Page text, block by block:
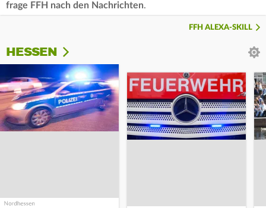
frage FFH nach den Nachrichten.
FFH ALEXA-SKILL
HESSEN